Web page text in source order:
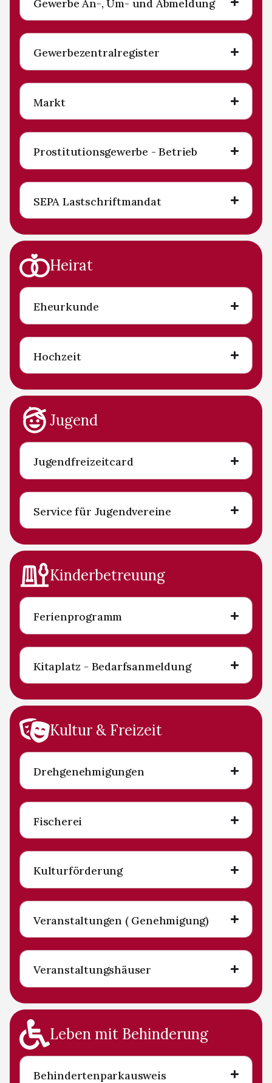
Gewerbe An-, Um- und Abmeldung
Gewerbezentralregister
Markt
Prostitutionsgewerbe - Betrieb
SEPA Lastschriftmandat
Heirat
Eheurkunde
Hochzeit
Jugend
Jugendfreizeitcard
Service für Jugendvereine
Kinderbetreuung
Ferienprogramm
Kitaplatz - Bedarfsanmeldung
Kultur & Freizeit
Drehgenehmigungen
Fischerei
Kulturförderung
Veranstaltungen ( Genehmigung)
Veranstaltungshäuser
Leben mit Behinderung
Behindertenparkausweis